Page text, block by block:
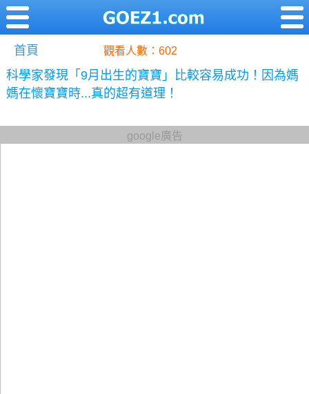
首頁 觀看人數：602
科學家發現「9月出生的寶寶」比較容易成功！因為媽
媽在懷寶寶時...真的超有道理！
google廣告